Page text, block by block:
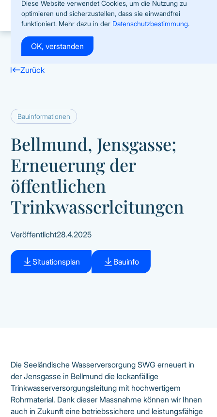
Diese Website verwendet Cookies, um die Nutzung zu
optimieren und sicherzustellen, dass sie einwandfrei
funktioniert. Mehr dazu in der Datenschutzbestimmung.
OK, verstanden
Zurück
Bauinformationen
Bellmund, Jensgasse;
Erneuerung der
öffentlichen
Trinkwasserleitungen
Veröffentlicht28.4.2025
Situationsplan Bauinfo
Die Seeländische Wasserversorgung SWG erneuert in
der Jensgasse in Bellmund die leckanfällige
Trinkwasserversorgungsleitung mit hochwertigem
Rohrmaterial. Dank dieser Massnahme können wir Ihnen
auch in Zukunft eine betriebssichere und leistungsfähige